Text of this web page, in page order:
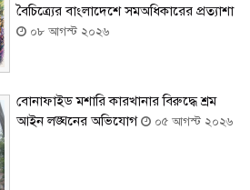
বৈচিত্র্যের বাংলাদেশে সমঅধিকারের প্রত্যাশা
০৮ আগস্ট ২০২৬
বোনাফাইড মশারি কারখানার বিরুদ্ধে শ্রম
আইন লঙ্ঘনের অভিযোগ
০৫ আগস্ট ২০২৬